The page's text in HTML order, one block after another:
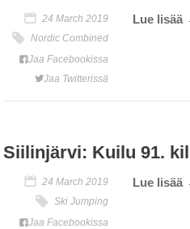
24 March 2019
Nordic Combined
Jaa Facebookissa
Jaa Twitterissä
Lue lisää
Siilinjärvi: Kuilu 91.
24 March 2019
Ski Jumping
Jaa Facebookissa
Lue lisää